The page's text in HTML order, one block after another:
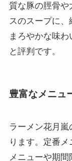
質な豚の脛骨
スのスープに、
まろやかな味
と評判です。
豊富なメニュ
ラーメン花月
ります。定番
メニューや期間